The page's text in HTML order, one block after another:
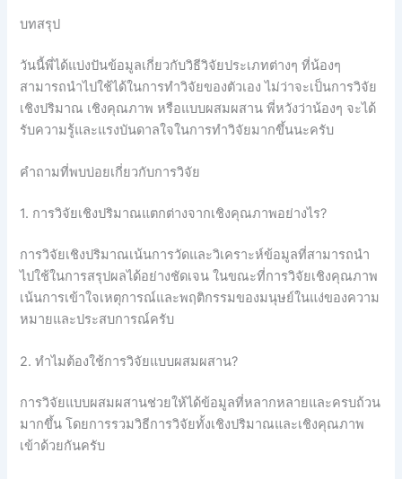
บทสรุป
วันนี้พี่ได้แบ่งปันข้อมูลเกี่ยวกับวิธีวิจัยประเภทต่างๆ ที่น้องๆ
สามารถนำไปใช้ได้ในการทำวิจัยของตัวเอง ไม่ว่าจะเป็นการวิจัย
เชิงปริมาณ เชิงคุณภาพ หรือแบบผสมผสาน พี่หวังว่าน้องๆ จะได้
รับความรู้และแรงบันดาลใจในการทำวิจัยมากขึ้นนะครับ
คำถามที่พบบ่อยเกี่ยวกับการวิจัย
1. การวิจัยเชิงปริมาณแตกต่างจากเชิงคุณภาพอย่างไร?
การวิจัยเชิงปริมาณเน้นการวัดและวิเคราะห์ข้อมูลที่สามารถนำ
ไปใช้ในการสรุปผลได้อย่างชัดเจน ในขณะที่การวิจัยเชิงคุณภาพ
เน้นการเข้าใจเหตุการณ์และพฤติกรรมของมนุษย์ในแง่ของความ
หมายและประสบการณ์ครับ
2. ทำไมต้องใช้การวิจัยแบบผสมผสาน?
การวิจัยแบบผสมผสานช่วยให้ได้ข้อมูลที่หลากหลายและครบถ้วน
มากขึ้น โดยการรวมวิธีการวิจัยทั้งเชิงปริมาณและเชิงคุณภาพ
เข้าด้วยกันครับ